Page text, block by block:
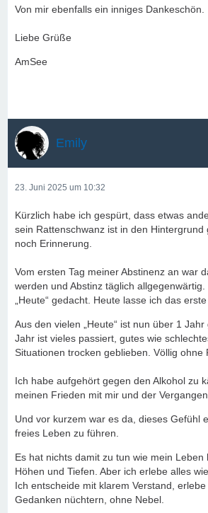
Von mir ebenfalls ein inniges Dankeschön.
Liebe Grüße
AmSee
Emily
23. Juni 2025 um 10:32
Kürzlich habe ich gespürt, dass etwas
sein Rattenschwanz ist in den Hintergrund
noch Erinnerung.
Vom ersten Tag meiner Abstinenz an war
werden und Abstinz täglich
„Heute“ gedacht. Heute lasse ich das
Aus den vielen „Heute“ ist nun über 1
Jahr ist vieles passiert, gutes wie
Situationen trocken geblieben. Völlig ohne
Ich habe aufgehört gegen den Alkohol zu
meinen Frieden mit mir und der
Und vor kurzem war es da, dieses Gefühl
freies Leben zu führen.
Es hat nichts damit zu tun wie mein
Höhen und Tiefen. Aber ich erlebe alles
Ich entscheide mit klarem Verstand,
Gedanken nüchtern, ohne Nebel.